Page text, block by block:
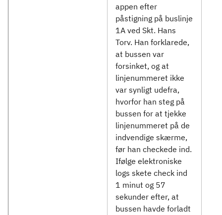
appen efter
påstigning på buslinje
1A ved Skt. Hans
Torv. Han forklarede,
at bussen var
forsinket, og at
linjenummeret ikke
var synligt udefra,
hvorfor han steg på
bussen for at tjekke
linjenummeret på de
indvendige skærme,
før han checkede ind.
Ifølge elektroniske
logs skete check ind
1 minut og 57
sekunder efter, at
bussen havde forladt